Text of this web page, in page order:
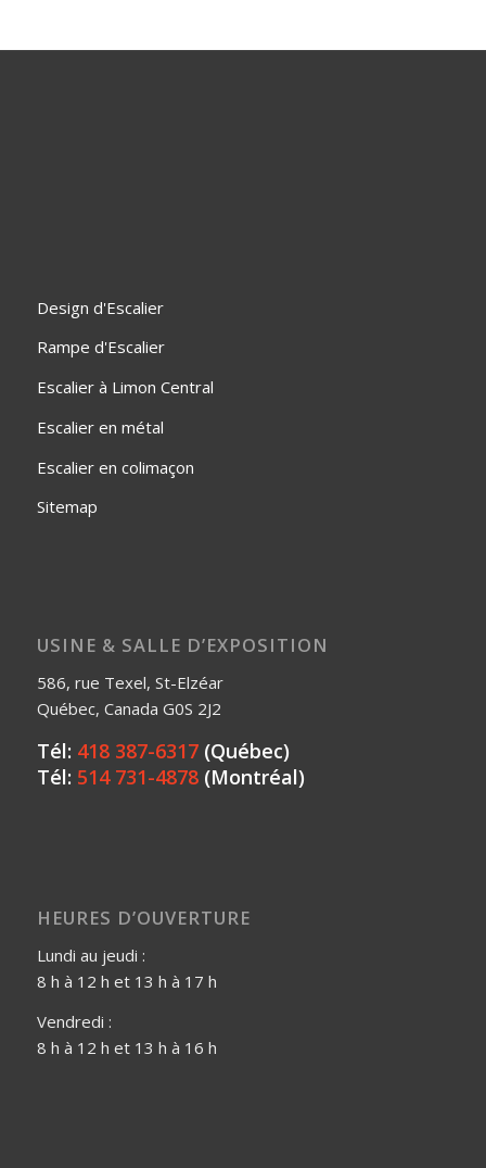
Design d'Escalier
Rampe d'Escalier
Escalier à Limon Central
Escalier en métal
Escalier en colimaçon
Sitemap
USINE & SALLE D’EXPOSITION
586, rue Texel, St-Elzéar
Québec, Canada G0S 2J2
Tél: 418 387-6317(Québec)
Tél: 514 731-4878(Montréal)
HEURES D’OUVERTURE
Lundi au jeudi :
8 h à 12 h et 13 h à 17 h
Vendredi :
8 h à 12 h et 13 h à 16 h